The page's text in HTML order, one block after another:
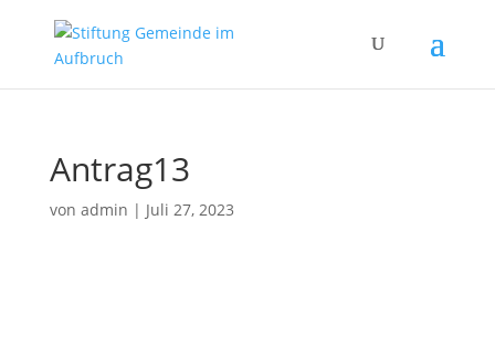
Antrag13
von admin | Juli 27, 2023